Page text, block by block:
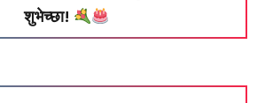
शुभेच्छा!